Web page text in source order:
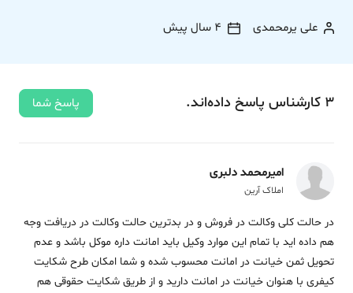
علی یرمحمدی 4 سال پیش
3 کارشناس پاسخ داده‌اند. پاسخ شما
امیرمحمد دلبری
املاک آرین
در حالت کلی وکالت در فروش و در بدترین حالت وکالت در دریافت وجه
هم داده اید با تمام این موارد وکیل باید امانت داره موکل باشد و عدم
تحویل ثمن خیانت در امانت محسوب شده و شما امکان طرح شکایت
کیفری با هنوان خیانت در امانت دارید و از طریق شکایت حقوقی هم